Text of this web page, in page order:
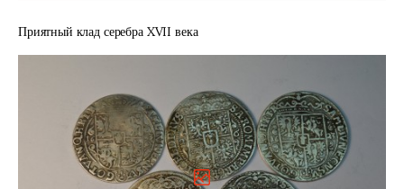
Приятный клад серебра XVII века